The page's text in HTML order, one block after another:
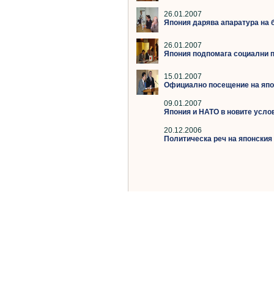
26.01.2007
Япония дарява апаратура на
26.01.2007
Япония подпомага социални
15.01.2007
Официално посещение на
09.01.2007
Япония и НАТО в новите
20.12.2006
Политическа реч на